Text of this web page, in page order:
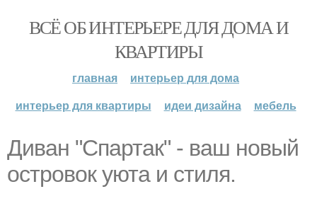
ВСЁ ОБ ИНТЕРЬЕРЕ ДЛЯ ДОМА И
КВАРТИРЫ
главная
интерьер для дома
интерьер для квартиры
идеи дизайна мебель
Диван "Спартак" - ваш новый
островок уюта и стиля.